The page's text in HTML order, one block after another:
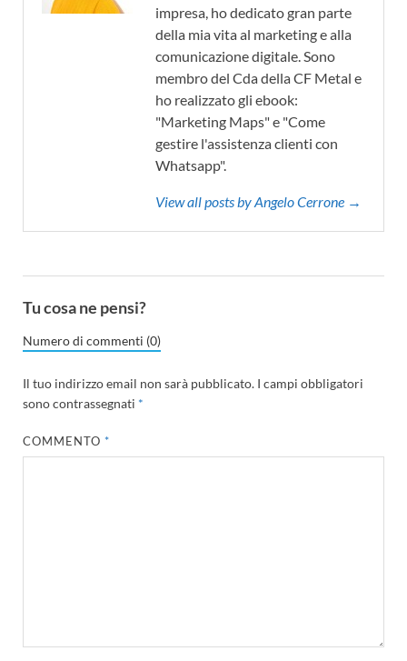
impresa, ho dedicato gran parte
della mia vita al marketing e alla
comunicazione digitale. Sono
membro del Cda della CF Metal e
ho realizzato gli ebook:
"Marketing Maps" e "Come
gestire l'assistenza clienti con
Whatsapp".
View all posts by Angelo Cerrone →
Tu cosa ne pensi?
Numero di commenti (0)
Il tuo indirizzo email non sarà pubblicato. I campi obbligatori
sono contrassegnati *
COMMENTO*